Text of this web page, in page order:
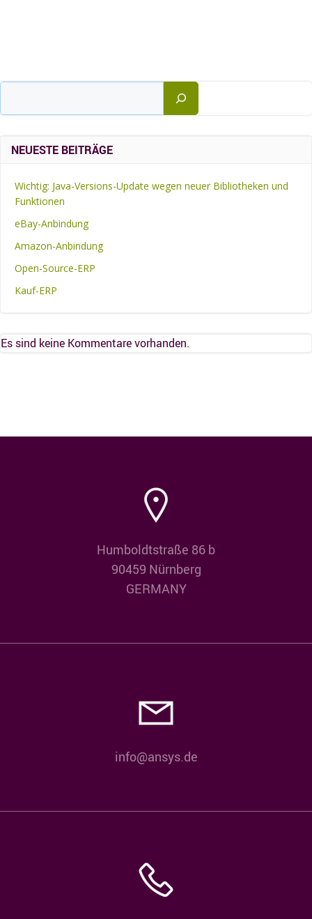
Suchen
NEUESTE BEITRÄGE
Wichtig: Java-Versions-Update wegen neuer Bibliotheken und
Funktionen
eBay-Anbindung
Amazon-Anbindung
Open-Source-ERP
Kauf-ERP
Es sind keine Kommentare vorhanden.
Humboldtstraße 86 b
90459 Nürnberg
GERMANY
info@ansys.de